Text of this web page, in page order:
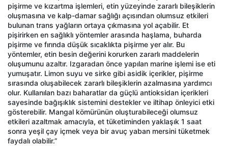
pişirme ve kızartma işlemleri, etin yüzeyinde zararlı bileşiklerin
oluşmasına ve kalp-damar sağlığı açısından olumsuz etkileri
bulunan trans yağların ortaya çıkmasına yol açabilir. Et
pişirirken en sağlıklı yöntemler arasında haşlama, buharda
pişirme ve fırında düşük sıcaklıkta pişirme yer alır. Bu
yöntemler, etin besin değerini korurken zararlı maddelerin
oluşumunu azaltır. Izgaradan önce yapılan marine işlemi ise eti
yumuşatır. Limon suyu ve sirke gibi asidik içerikler, pişirme
sırasında oluşabilecek zararlı bileşiklerin azalmasına yardımcı
olur. Kullanılan bazı baharatlar da güçlü antioksidan içerikleri
sayesinde bağışıklık sistemini destekler ve iltihap önleyici etki
gösterebilir. Mangal kömürünün oluşturabileceği olumsuz
etkileri azaltmak amacıyla, et tüketiminden yaklaşık 1 saat
sonra yeşil çay içmek veya bir avuç yaban mersini tüketmek
faydalı olabilir.”